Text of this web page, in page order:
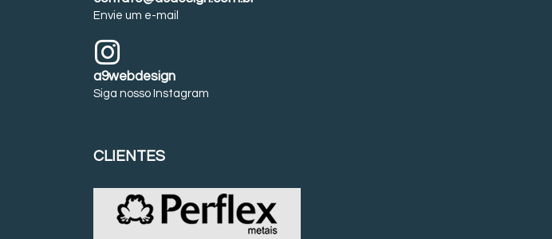
Envie um e-mail
a9webdesign
Siga nosso Instagram
CLIENTES